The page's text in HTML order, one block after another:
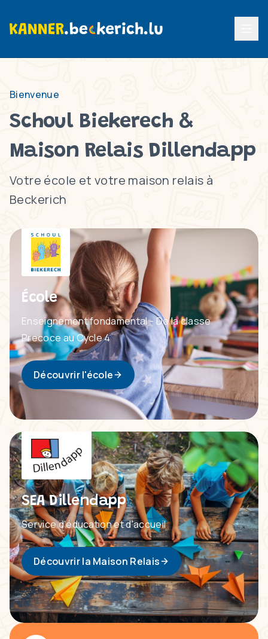
Bienvenue
Schoul Biekerech &
Maison Relais Dillendapp
Votre école et votre maison relais à
Beckerich
École
Enseignement fondamental - De la classe
Precoce au Cycle 4
Découvrir l'école
SEA Dillendapp
Service d'éducation et d'accueil
Découvrir la Maison Relais